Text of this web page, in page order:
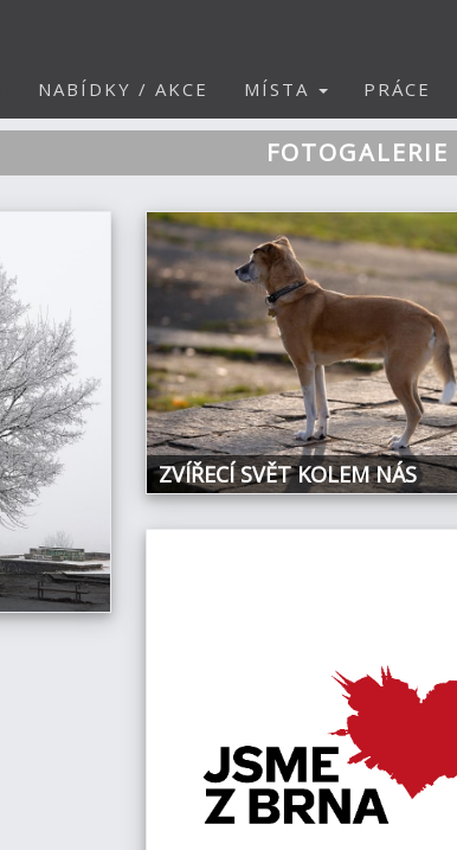
NABÍDKY / AKCE MÍSTA PRÁCE
FOTOGALERIE
ZVÍŘECÍ SVĚT KOLEM NÁS